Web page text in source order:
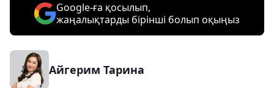
Google-ға қосылып,
жаңалықтарды бірінші болып оқыңыз
Айгерим Тарина